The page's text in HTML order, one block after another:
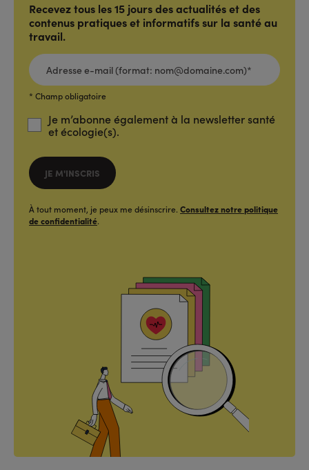
Recevez tous les 15 jours des actualités et des
contenus pratiques et informatifs sur la santé au
travail.
ADRESSE
E-
MAIL
(FORMAT:
NOM@DOMAINE.COM)*
* Champ obligatoire
Je m’abonne également à la newsletter santé
et écologie(s).
JE M'INSCRIS
À tout moment, je peux me désinscrire. Consultez notre politique
de confidentialité.